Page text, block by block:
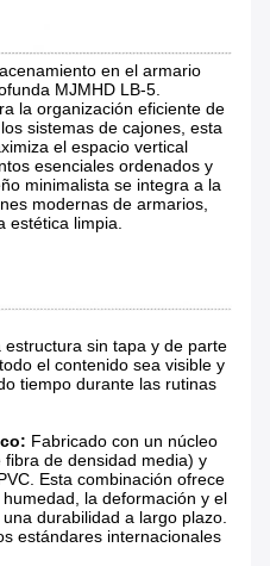
en el armario
MJMHD LB-5.
la organización eficiente de
sistemas de cajones, esta
el espacio vertical
esenciales ordenados y
minimalista se integra a la
modernas de armarios,
estética limpia.
estructura sin tapa y de parte
el contenido sea visible y
tiempo durante las rutinas
​ Fabricado con un núcleo
de densidad media) y
Esta combinación ofrece
la deformación y el
durabilidad a largo plazo.
estándares internacionales